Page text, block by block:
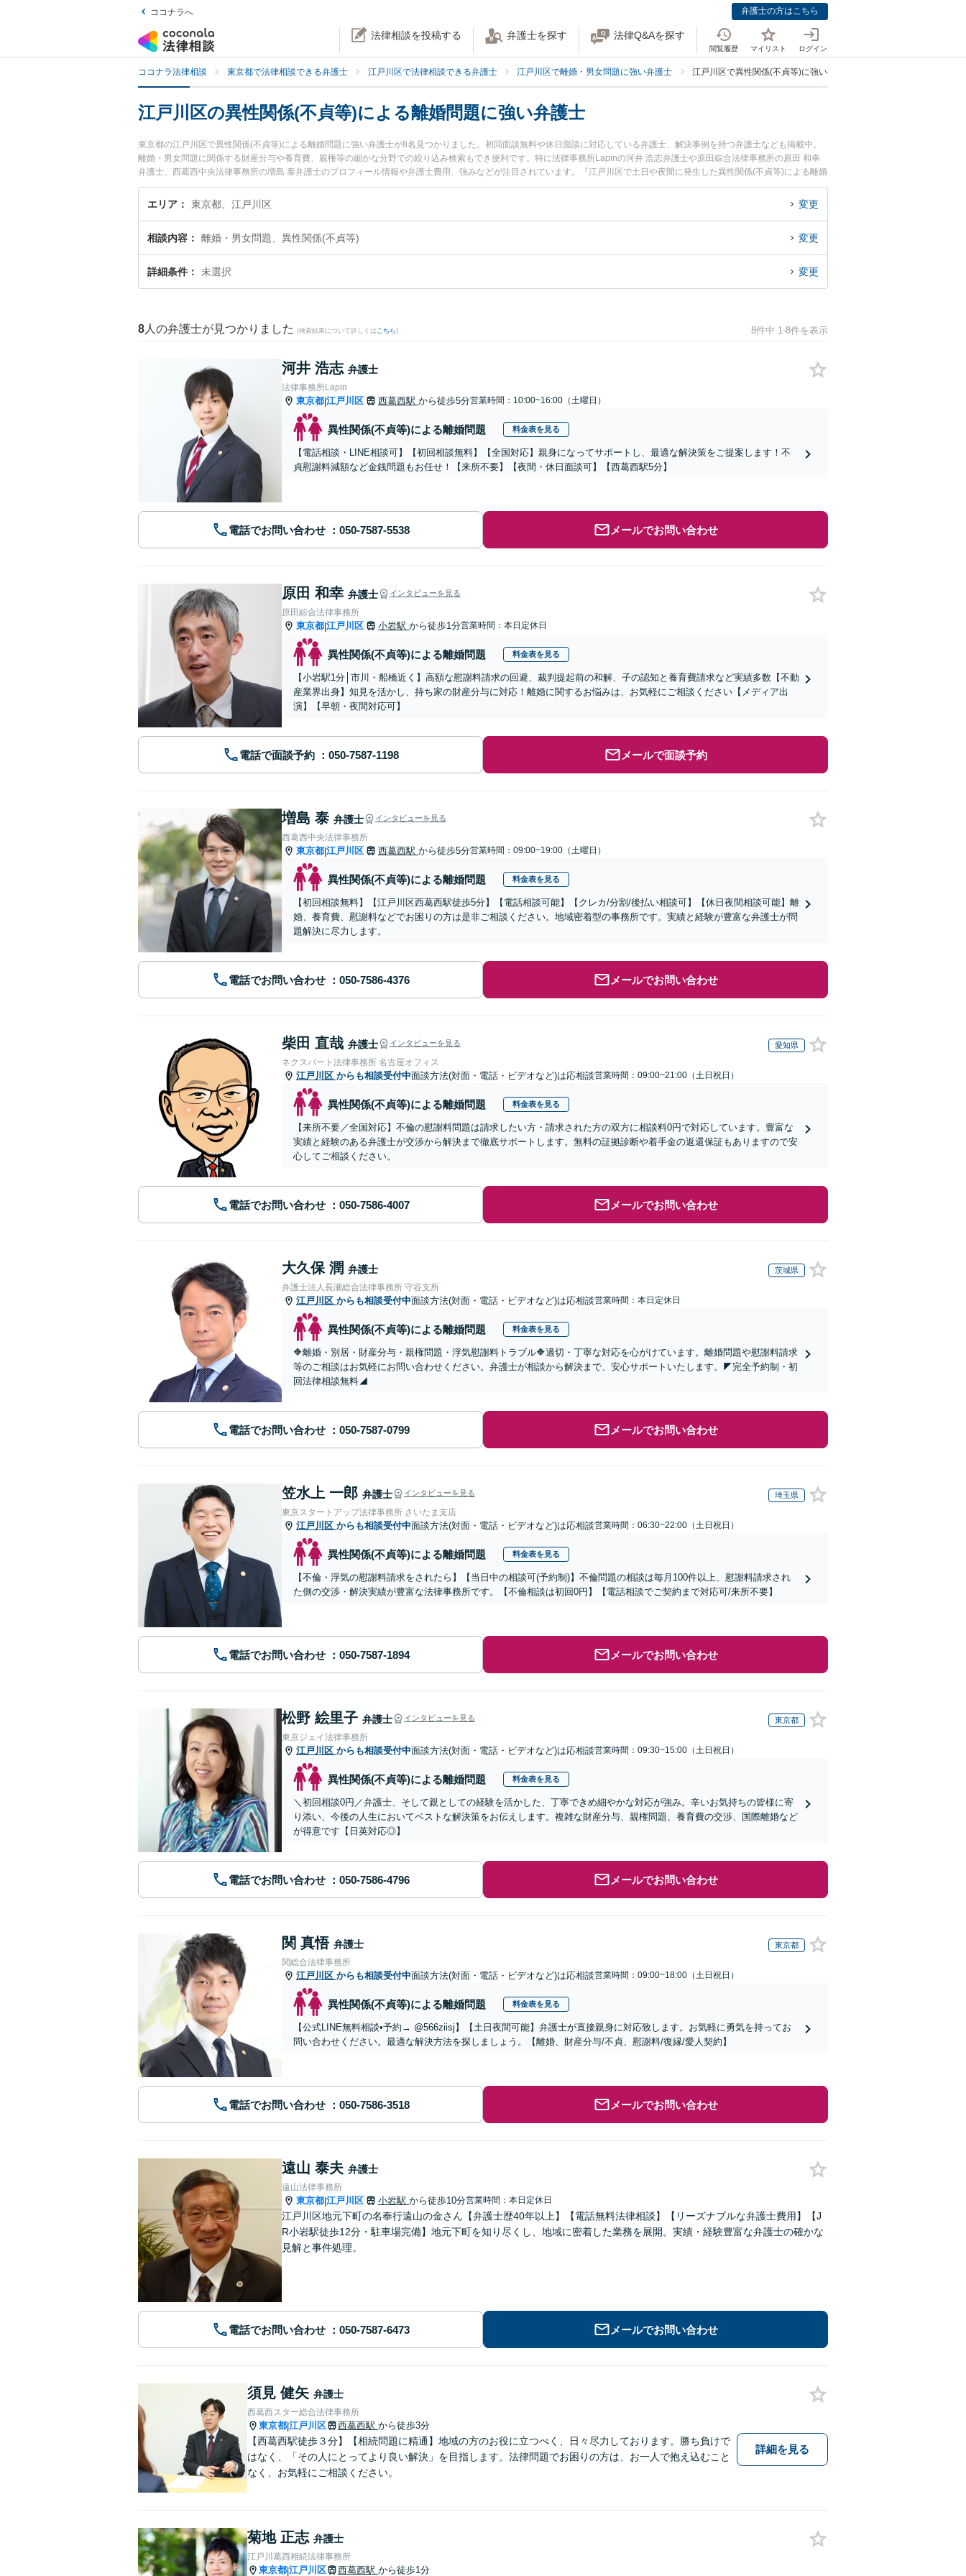
ココナラへ 弁護士の方はこちら
法律相談を投稿する 弁護士を探す 法律Q&Aを探す
閲覧履歴 マイリスト ログイン
ココナラ法律相談 東京都で法律相談できる弁護士 江戸川区で法律相談できる弁護士 江戸川区で離婚・男女問題に強い弁護士 江戸川区で異性関係(不貞等)に強い弁護士
江戸川区の異性関係(不貞等)による離婚問題に強い弁護士
東京都の江戸川区で異性関係(不貞等)による離婚問題に強い弁護士が8名見つかりました。初回面談無料や休日面談に対応している弁護士、解決事例を持つ弁護士なども掲載中。
離婚・男女問題に関係する財産分与や養育費、親権等の細かな分野での絞り込み検索もでき便利です。特に法律事務所Lapinの河井 浩志弁護士や原田綜合法律事務所の原田 和幸
弁護士、西葛西中央法律事務所の増島 泰弁護士のプロフィール情報や弁護士費用、強みなどが注目されています。『江戸川区で土日や夜間に発生した異性関係(不貞等)による離婚
問題のトラブルを今すぐに弁護士に相談したい』『異性関係(不貞等)による離婚問題のトラブル解決の実績豊富な近くの弁護士を検索したい』『初回相談無料で異性関係(不貞等)
による離婚問題を法律相談できる江戸川区内の弁護士に相談予約したい』などでお困りの相談者さんにおすすめです。
エリア 東京都、江戸川区 変更
相談内容 離婚・男女問題、異性関係(不貞等) 変更
詳細条件 未選択 変更
8 人の弁護士が見つかりました (検索結果について詳しくは こちら) 8件中 1-8件を表示
河井 浩志 弁護士
法律事務所Lapin
東京都|江戸川区 西葛西駅 から徒歩5分営業時間：10:00~16:00（土曜日）
異性関係(不貞等)による離婚問題 料金表を見る
【電話相談・LINE相談可】【初回相談無料】【全国対応】親身になってサポートし、最適な解決策をご提案します！不
貞慰謝料減額など金銭問題もお任せ！【来所不要】【夜間・休日面談可】【西葛西駅5分】
電話でお問い合わせ メールでお問い合わせ
原田 和幸 弁護士 インタビューを見る
原田綜合法律事務所
東京都|江戸川区 小岩駅 から徒歩1分営業時間：本日定休日
異性関係(不貞等)による離婚問題 料金表を見る
【小岩駅1分│市川・船橋近く】高額な慰謝料請求の回避、裁判提起前の和解、子の認知と養育費請求など実績多数【不動
産業界出身】知見を活かし、持ち家の財産分与に対応！離婚に関するお悩みは、お気軽にご相談ください【メディア出
演】【早朝・夜間対応可】
電話で面談予約 メールで面談予約
増島 泰 弁護士 インタビューを見る
西葛西中央法律事務所
東京都|江戸川区 西葛西駅 から徒歩5分営業時間：09:00~19:00（土曜日）
異性関係(不貞等)による離婚問題 料金表を見る
【初回相談無料】【江戸川区西葛西駅徒歩5分】【電話相談可能】【クレカ/分割/後払い相談可】【休日夜間相談可能】離
婚、養育費、慰謝料などでお困りの方は是非ご相談ください。地域密着型の事務所です。実績と経験が豊富な弁護士が問
題解決に尽力します。
電話でお問い合わせ メールでお問い合わせ
柴田 直哉 弁護士 インタビューを見る 愛知県
ネクスパート法律事務所 名古屋オフィス
江戸川区 からも相談受付中面談方法(対面・電話・ビデオなど)は応相談営業時間：09:00~21:00（土日祝日）
異性関係(不貞等)による離婚問題 料金表を見る
【来所不要／全国対応】不倫の慰謝料問題は請求したい方・請求された方の双方に相談料0円で対応しています。豊富な
実績と経験のある弁護士が交渉から解決まで徹底サポートします。無料の証拠診断や着手金の返還保証もありますので安
心してご相談ください。
電話でお問い合わせ メールでお問い合わせ
大久保 潤 弁護士 茨城県
弁護士法人長瀬総合法律事務所 守谷支所
江戸川区 からも相談受付中面談方法(対面・電話・ビデオなど)は応相談営業時間：本日定休日
異性関係(不貞等)による離婚問題 料金表を見る
🔶離婚・別居・財産分与・親権問題・浮気慰謝料トラブル🔶適切・丁寧な対応を心がけています。離婚問題や慰謝料請求
等のご相談はお気軽にお問い合わせください。弁護士が相談から解決まで、安心サポートいたします。◤完全予約制・初
回法律相談無料◢
電話でお問い合わせ メールでお問い合わせ
笠水上 一郎 弁護士 インタビューを見る 埼玉県
東京スタートアップ法律事務所 さいたま支店
江戸川区 からも相談受付中面談方法(対面・電話・ビデオなど)は応相談営業時間：06:30~22:00（土日祝日）
異性関係(不貞等)による離婚問題 料金表を見る
【不倫・浮気の慰謝料請求をされたら】【当日中の相談可(予約制)】不倫問題の相談は毎月100件以上、慰謝料請求され
た側の交渉・解決実績が豊富な法律事務所です。【不倫相談は初回0円】【電話相談でご契約まで対応可/来所不要】
電話でお問い合わせ メールでお問い合わせ
松野 絵里子 弁護士 インタビューを見る 東京都
東京ジェイ法律事務所
江戸川区 からも相談受付中面談方法(対面・電話・ビデオなど)は応相談営業時間：09:30~15:00（土日祝日）
異性関係(不貞等)による離婚問題 料金表を見る
＼初回相談0円／弁護士、そして親としての経験を活かした、丁寧できめ細やかな対応が強み。辛いお気持ちの皆様に寄
り添い、今後の人生においてベストな解決策をお伝えします。複雑な財産分与、親権問題、養育費の交渉、国際離婚など
が得意です【日英対応◎】
電話でお問い合わせ メールでお問い合わせ
関 真悟 弁護士 東京都
関総合法律事務所
江戸川区 からも相談受付中面談方法(対面・電話・ビデオなど)は応相談営業時間：09:00~18:00（土日祝日）
異性関係(不貞等)による離婚問題 料金表を見る
【公式LINE無料相談•予約→ @566ziisj】【土日夜間可能】弁護士が直接親身に対応致します。お気軽に勇気を持ってお
問い合わせください。最適な解決方法を探しましょう。【離婚、財産分与/不貞、慰謝料/復縁/愛人契約】
電話でお問い合わせ メールでお問い合わせ
遠山 泰夫 弁護士
遠山法律事務所
東京都|江戸川区 小岩駅 から徒歩10分営業時間：本日定休日
江戸川区地元下町の名奉行遠山の金さん【弁護士歴40年以上】【電話無料法律相談】【リーズナブルな弁護士費用】【J
R小岩駅徒歩12分・駐車場完備】地元下町を知り尽くし、地域に密着した業務を展開。実績・経験豊富な弁護士の確かな
見解と事件処理。
電話でお問い合わせ メールでお問い合わせ
須見 健矢 弁護士
西葛西スター総合法律事務所
東京都|江戸川区 西葛西駅 から徒歩3分
【西葛西駅徒歩３分】【相続問題に精通】地域の方のお役に立つべく、日々尽力しております。勝ち負けで
はなく、「その人にとってより良い解決」を目指します。法律問題でお困りの方は、お一人で抱え込むこと
なく、お気軽にご相談ください。
詳細を見る
菊地 正志 弁護士
江戸川葛西相続法律事務所
東京都|江戸川区 西葛西駅 から徒歩1分